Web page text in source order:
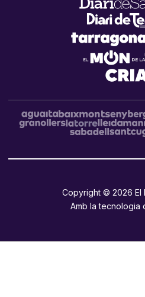
Copyright © 2026 El
Amb la tecnologia